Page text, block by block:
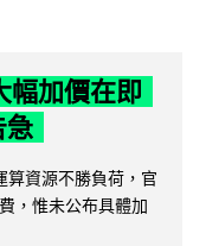
幅加價在即
急
算資源不勝負荷，官
，惟未公布具體加